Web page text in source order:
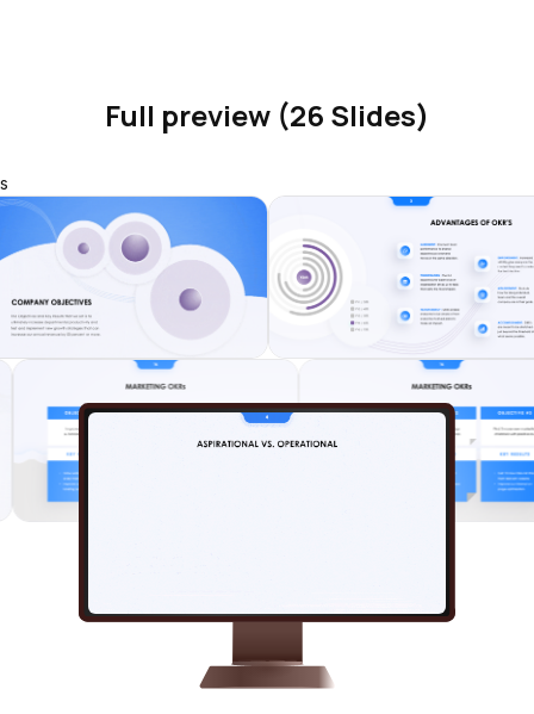
Full preview (26 Slides)
s